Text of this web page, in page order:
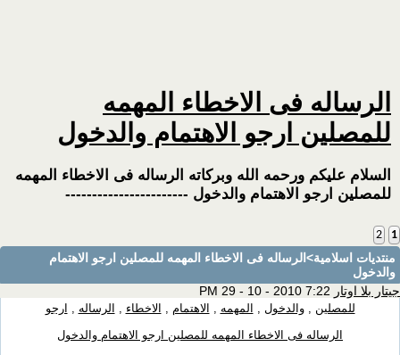
الرساله فى الاخطاء المهمه
للمصلين ارجو الاهتمام والدخول
السلام عليكم ورحمه الله وبركاته الرساله فى الاخطاء المهمه
للمصلين ارجو الاهتمام والدخول -----------------------
1
2
منتديات اسلامية>الرساله فى الاخطاء المهمه للمصلين ارجو الاهتمام
والدخول
جيتار بلا اوتار
للمصلين ,والدخول , المهمه , الاهتمام , الاخطاء , الرساله , ارجو
الرساله فى الاخطاء المهمه للمصلين ارجو الاهتمام والدخول